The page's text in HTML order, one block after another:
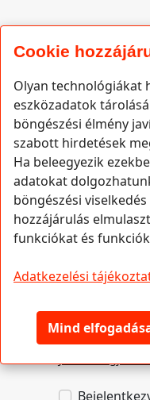
Email cím
Cookie
Olyan technológiákat
eszközadatok
böngészési élmény
szabott hirdetések
Ha beleegyezik
adatokat
böngészési
hozzájárulás
funkciókat és
Adatkezelési
Mind